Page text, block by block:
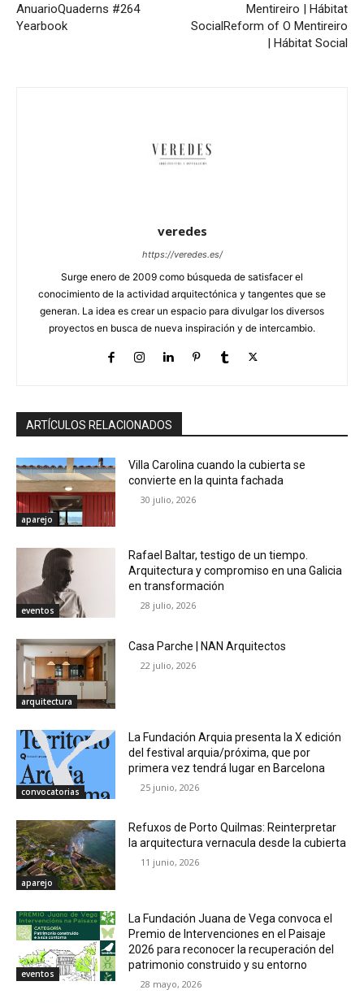
AnuarioQuaderns #264
Yearbook
Mentireiro | Hábitat
SocialReform of O Mentireiro
| Hábitat Social
veredes
https://veredes.es/
Surge enero de 2009 como búsqueda de satisfacer el
conocimiento de la actividad arquitectónica y tangentes que se
generan. La idea es crear un espacio para divulgar los diversos
proyectos en busca de nueva inspiración y de intercambio.
ARTÍCULOS RELACIONADOS
aparejo
Villa Carolina cuando la cubierta se
convierte en la quinta fachada
30 julio, 2026
eventos
Rafael Baltar, testigo de un tiempo.
Arquitectura y compromiso en una Galicia
en transformación
28 julio, 2026
arquitectura
Casa Parche | NAN Arquitectos
22 julio, 2026
convocatorias
La Fundación Arquia presenta la X edición
del festival arquia/próxima, que por
primera vez tendrá lugar en Barcelona
25 junio, 2026
aparejo
Refuxos de Porto Quilmas: Reinterpretar
la arquitectura vernacula desde la cubierta
11 junio, 2026
eventos
La Fundación Juana de Vega convoca el
Premio de Intervenciones en el Paisaje
2026 para reconocer la recuperación del
patrimonio construido y su entorno
28 mayo, 2026